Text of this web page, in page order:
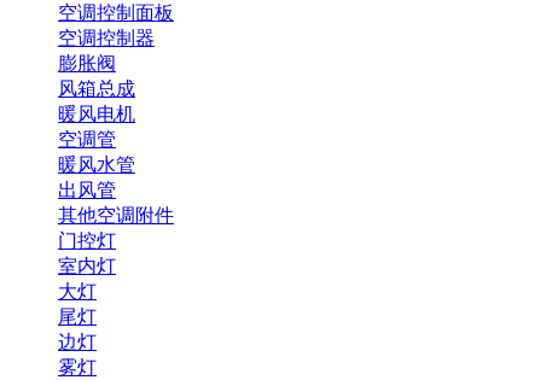
空调控制面板
空调控制器
膨胀阀
风箱总成
暖风电机
空调管
暖风水管
出风管
其他空调附件
门控灯
室内灯
大灯
尾灯
边灯
雾灯